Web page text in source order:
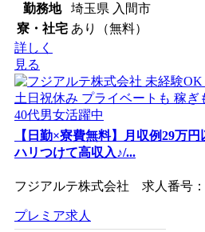
勤務地
埼玉県 入間市
寮・社宅 あり（無料）
詳しく
見る
【日勤×寮費無料】月収例29万
ハリつけて高収入♪/...
フジアルテ株式会社 求人番号：
プレミア求人